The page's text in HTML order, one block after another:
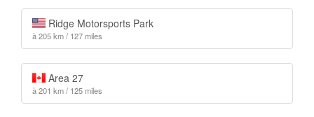
Ridge Motorsports Park
à 205 km / 127 miles
Area 27
à 201 km / 125 miles